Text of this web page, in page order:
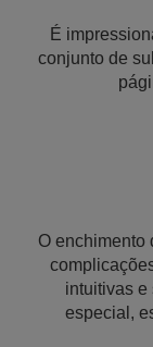
É
conjunto de
O enchimento
intuitivas e
especial,